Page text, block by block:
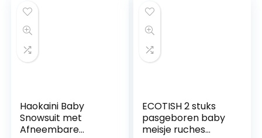
Haokaini Baby
Snowsuit met
Afneembare
ECOTISH 2 stuks
pasgeboren baby
meisje ruches